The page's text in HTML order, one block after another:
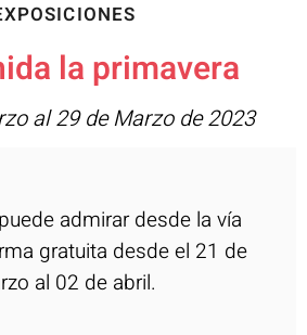
la primavera
al 29 de Marzo de 2023
admirar desde la vía
gratuita desde el 21 de
al 02 de abril.